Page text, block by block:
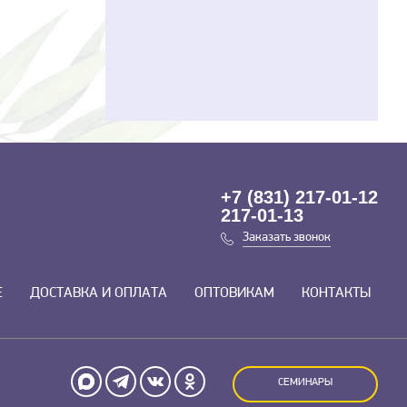
+7 (831) 217-01-12
217-01-13
Заказать звонок
ДОСТАВКА И ОПЛАТА ОПТОВИКАМ КОНТАКТЫ
СЕМИНАРЫ